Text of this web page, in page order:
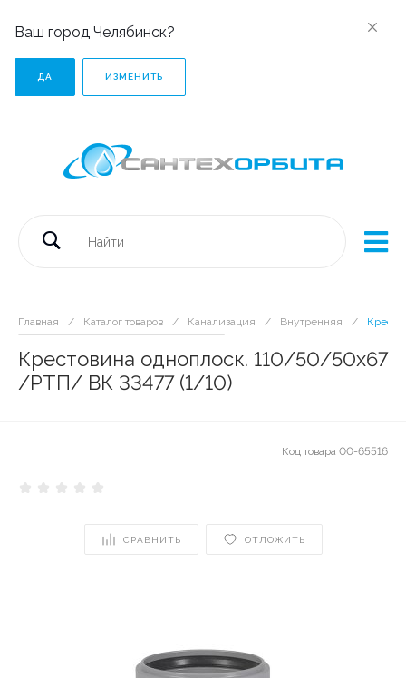
Ваш город Челябинск?
ДА ИЗМЕНИТЬ
Главная / Каталог товаров / Канализация / Внутренняя /
Крестовина одноплоск. 110/50/50х67
/РТП/ ВК 33477 (1/10)
Код товара 00-65516
СРАВНИТЬ ОТЛОЖИТЬ